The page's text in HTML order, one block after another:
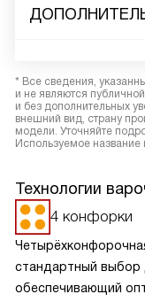
* Все сведения,
и не являются
и без дополнительных
внешний вид, страну
модели. Уточняйте
Используемое название
Технологии
4 конфорки
стандартный выбор
обеспечивающий